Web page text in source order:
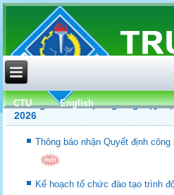
CTU English
Thông tin kế hoạch giảng dạy
2026
Thông báo nhận Quyết định
Kế hoạch tổ chức đào tạo trình